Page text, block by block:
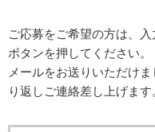
ご応募をご希望の方は、
ボタンを押してください。
メールをお送りいただけ
り返しご連絡差し上げます